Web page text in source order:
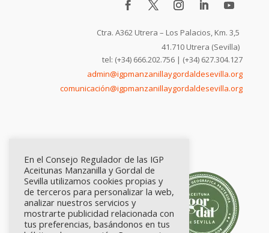
Ctra. A362 Utrera – Los Palacios, Km. 3,5
41.710 Utrera (Sevilla)
tel: (+34) 666.202.756 | (+34) 627.304.127
admin@igpmanzanillaygordaldesevilla.org
comunicación@igpmanzanillaygordaldesevilla.org
En el Consejo Regulador de las IGP
Aceitunas Manzanilla y Gordal de
Sevilla utilizamos cookies propias y
de terceros para personalizar la web,
analizar nuestros servicios y
mostrarte publicidad relacionada con
tus preferencias, basándonos en tus